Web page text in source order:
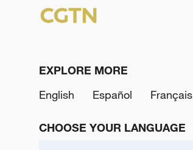
EXPLORE MORE
English
Español Français
CHOOSE YOUR LANGUAGE